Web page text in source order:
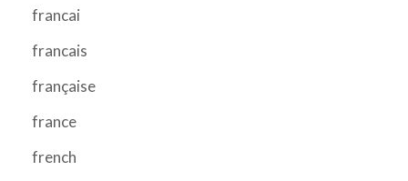
francai
francais
française
france
french